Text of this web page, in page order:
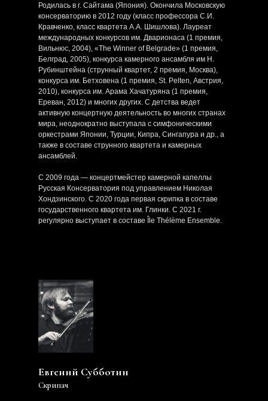
Родилась в г. Сайтама (Япония). Окончила Московскую
консерваторию в 2012 году (класс профессора С.И.
Кравченко, класс квартета А.А. Шишлова). Лауреат
международных конкурсов им. Дварионаса (1 премия,
Вильнюс, 2004), «The Winner of Belgrade» (1 премия,
Белград, 2005), конкурса камерного ансамбля им Н.
Рубинштейна (струнный квартет, 2 премия, Москва),
конкурса им. Бетховена (1 премия, St. Pelten, Австрия,
2010), конкурса им. Арама Хачатуряна (1 премия,
Ереван, 2012) и многих других. С детства ведет
активную концертную деятельность во многих странах
мира, неоднократно выступала с симфоническими
оркестрами Японии, Турции, Кипра, Сингапура и др., а
также в составе струнного квартета и камерных
ансамблей.
С 2009 года — концертмейстер камерной капеллы
Русская Консерватория под управлением Николая
Хондзинского. С 2020 года первая скрипка в составе
государственного квартета им. Глинки. С 2021 г.
регулярно выступает в составе Île Thélème Ensemble.
Евгений Субботин
Скрипач